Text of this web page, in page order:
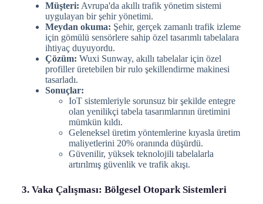
Müşteri: Avrupa'da akıllı trafik yönetim sistemi
uygulayan bir şehir yönetimi.
Meydan okuma: Şehir, gerçek zamanlı trafik izleme
için gömülü sensörlere sahip özel tasarımlı tabelalara
ihtiyaç duyuyordu.
Çözüm: Wuxi Sunway, akıllı tabelalar için özel
profiller üretebilen bir rulo şekillendirme makinesi
tasarladı.
Sonuçlar:
IoT sistemleriyle sorunsuz bir şekilde entegre
olan yenilikçi tabela tasarımlarının üretimini
mümkün kıldı.
Geleneksel üretim yöntemlerine kıyasla üretim
maliyetlerini 20% oranında düşürdü.
Güvenilir, yüksek teknolojili tabelalarla
artırılmış güvenlik ve trafik akışı.
3. Vaka Çalışması: Bölgesel Otopark Sistemleri